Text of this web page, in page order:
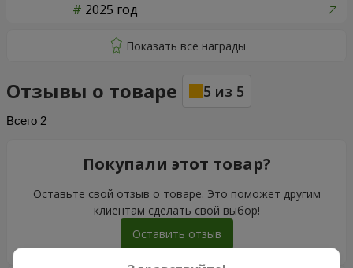
2025 год
Отзывы о товаре 5 из 5
Всего 2
Покупали этот товар?
Оставьте свой отзыв о товаре. Это поможет другим
клиентам сделать свой выбор!
Оставить отзыв